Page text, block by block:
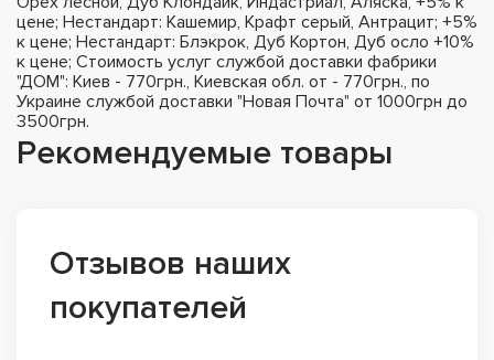
цене; Нестандарт: Кашемир, Крафт серый, Антрацит; +5%
к цене; Нестандарт: Блэкрок, Дуб Кортон, Дуб осло +10%
к цене; Стоимость услуг службой доставки фабрики
"ДОМ": Киев - 770грн., Киевская обл. от - 770грн., по
Украине службой доставки "Новая Почта" от 1000грн до
3500грн.
Рекомендуемые товары
Отзывов наших
покупателей